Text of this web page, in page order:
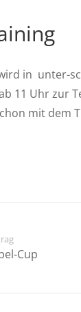
in unter-
11 Uhr zur
mit dem
Cup